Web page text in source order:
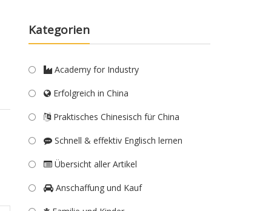
Kategorien
Academy for Industry
Erfolgreich in China
Praktisches Chinesisch für China
Schnell & effektiv Englisch lernen
Übersicht aller Artikel
Anschaffung und Kauf